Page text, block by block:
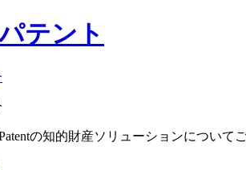
テント
の知的財産ソリューションについて